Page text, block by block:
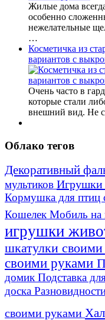
Жилые дома
особенно
нежелательные
…
Косметичка из
вариантов с
Очень часто в
которые стали
внешний вид. Не
Облако тегов
Декоративный
мультиков Игрушки
Кормушка для птиц
КошелекМобиль на
игрушки
шкатулки
своими руками
домикПодставка
доска
своими руками